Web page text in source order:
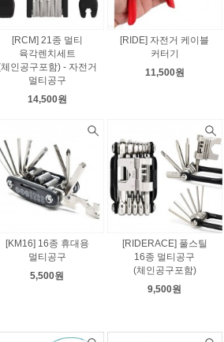
[RCM] 21종 멀티
육각렌치세트
인공구포함) - 자전거
멀티공구
14,500원
[RIDE] 자전거 케이블
커터기
11,500원
[KM16] 16종 휴대용
멀티공구
5,500원
[RIDERACE] 풀스틸
16종 멀티공구
(체인공구포함)
9,500원